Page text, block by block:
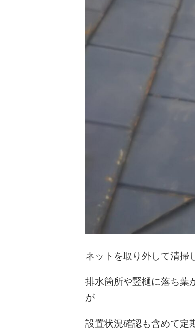
ネットを取り外して清掃
排水箇所や竪樋に落ち葉
が
設置状況確認も含めて定